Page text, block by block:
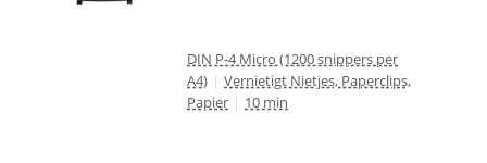
DIN P-4 Micro (1200 snippers per
A4) | Vernietigt Nietjes, Paperclips,
Papier | 10 min